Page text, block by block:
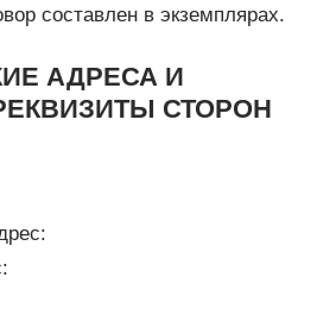
составлен в экземплярах.
АДРЕСА И
СТОРОН